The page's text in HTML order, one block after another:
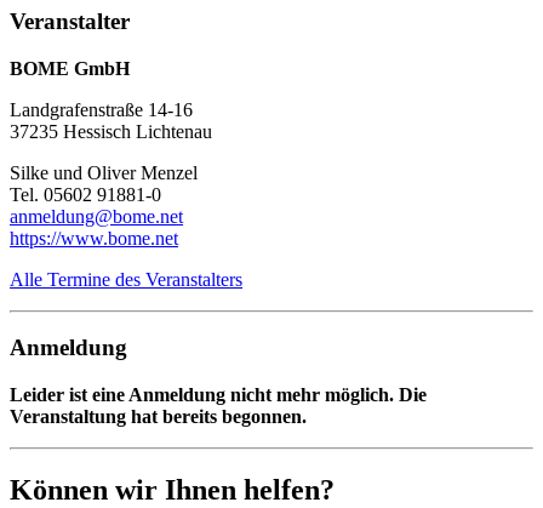
Veranstalter
BOME GmbH
Landgrafenstraße 14-16
37235 Hessisch Lichtenau
Silke und Oliver Menzel
Tel. 05602 91881-0
anmeldung@bome.net
https://www.bome.net
Alle Termine des Veranstalters
Anmeldung
Leider ist eine Anmeldung nicht mehr möglich. Die
Veranstaltung hat bereits begonnen.
Können wir Ihnen helfen?